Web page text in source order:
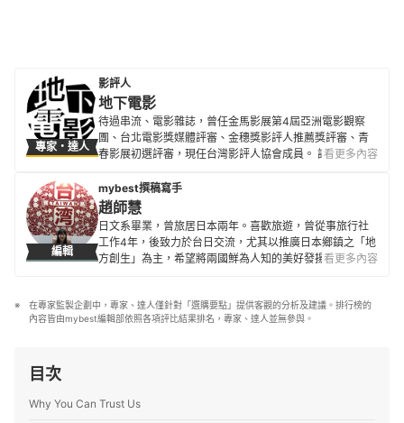
專家・達人
影評人
地下電影
待過串流、電影雜誌，曾任金馬影展第4屆亞洲電影觀察
團、台北電影獎媒體評審、金穗獎影評人推薦獎評審、青
春影展初選評審，現任台灣影評人協會成員。 評論文章散
CATCHPLAY+、Giloo紀實影音等各大媒體平台與紙本刊
物。
地下電影的簡介
看更多內容
編輯
mybest撰稿寫手
趙師慧
日文系畢業，曾旅居日本兩年。喜歡旅遊，曾從事旅行社
工作4年，後致力於台日交流，尤其以推廣日本鄉鎮之「地
方創生」為主，希望將兩國鮮為人知的美好發揚光大。
看更多內容
在專家監製企劃中，專家、達人僅針對「選購要點」提供客觀的分析及建議。排行榜的
內容皆由mybest編輯部依照各項評比結果排名，專家、達人並無參與。
目次
Why You Can Trust Us